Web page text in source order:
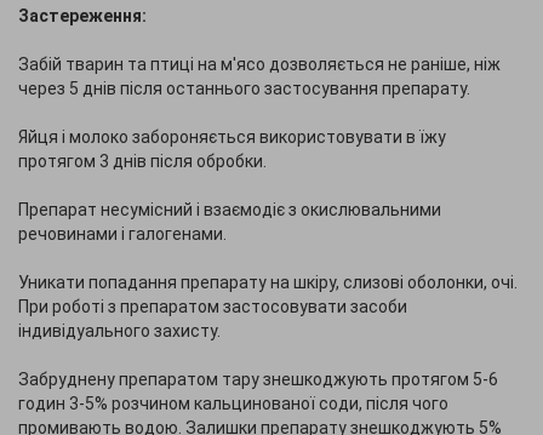
Застереження:
Забій тварин та птиці на м'ясо дозволяється не раніше, ніж
через 5 днів після останнього застосування препарату.
Яйця і молоко забороняється використовувати в їжу
протягом 3 днів після обробки.
Препарат несумісний і взаємодіє з окислювальними
речовинами і галогенами.
Уникати попадання препарату на шкіру, слизові оболонки, очі.
При роботі з препаратом застосовувати засоби
індивідуального захисту.
Забруднену препаратом тару знешкоджують протягом 5-6
годин 3-5% розчином кальцинованої соди, після чого
промивають водою. Залишки препарату знешкоджують 5%